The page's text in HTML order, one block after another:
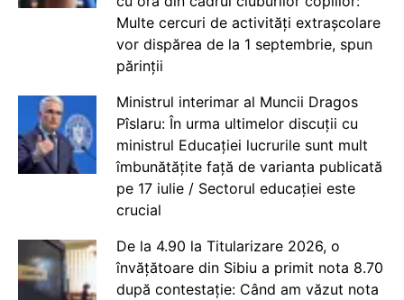
Multe cercuri de activități extrașcolare
vor dispărea de la 1 septembrie, spun
părinții
Ministrul interimar al Muncii Dragos
Pîslaru: În urma ultimelor discuții cu
ministrul Educației lucrurile sunt mult
îmbunătățite față de varianta publicată
pe 17 iulie / Sectorul educației este
crucial
De la 4.90 la Titularizare 2026, o
învățătoare din Sibiu a primit nota 8.70
după contestație: Când am văzut nota